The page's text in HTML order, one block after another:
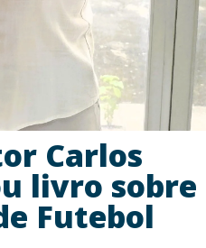
Carlos
livro sobre
Futebol